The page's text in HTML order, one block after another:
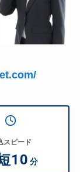
スピード
10 分